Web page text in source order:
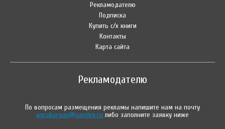
Рекламодателю
Подписка
Купить с/х книги
Контакты
Карта сайта
Рекламодателю
По вопросам размещения рекламы напишите нам на почту
agrokurgan@yandex.ru либо заполните заявку ниже